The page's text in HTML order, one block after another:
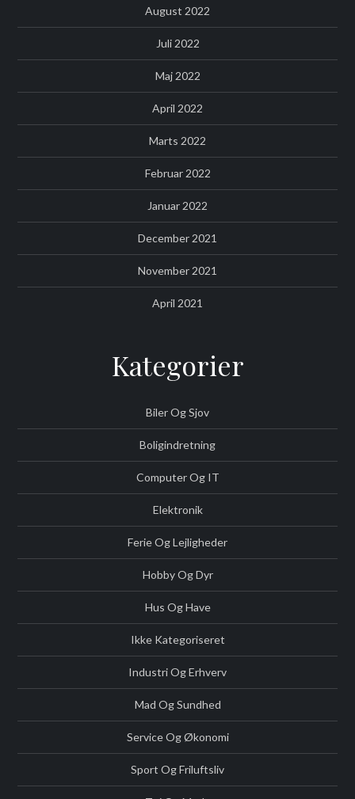
August 2022
Juli 2022
Maj 2022
April 2022
Marts 2022
Februar 2022
Januar 2022
December 2021
November 2021
April 2021
Kategorier
Biler Og Sjov
Boligindretning
Computer Og IT
Elektronik
Ferie Og Lejligheder
Hobby Og Dyr
Hus Og Have
Ikke Kategoriseret
Industri Og Erhverv
Mad Og Sundhed
Service Og Økonomi
Sport Og Friluftsliv